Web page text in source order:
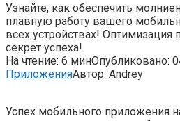
Узнайте, как обеспечить
плавную работу вашего
всех устройствах! Оптимизация
секрет успеха!
На чтение: 6 минОпубликовано:
ПриложенияАвтор: Andrey
Успех мобильного приложения